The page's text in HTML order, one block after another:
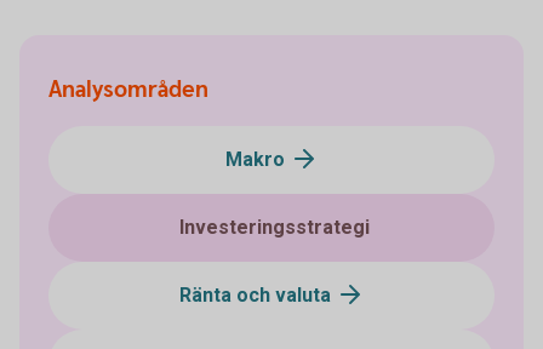
Analysområden
Makro
Investeringsstrategi
Ränta och valuta